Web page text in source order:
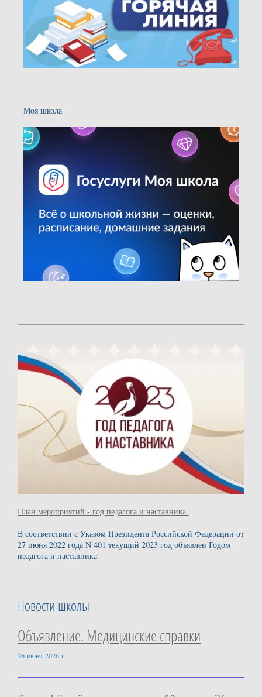
Моя школа
План мероприятий - год педагога и наставника
В соответствии с Указом Президента Российской Федерации от
27 июня 2022 года N 401 текущий 2023 год объявлен Годом
педагога и наставника.
Новости школы
Объявление. Медицинские справки
26 июня 2026 г.